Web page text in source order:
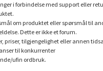
i forbindelse med support eller
om produktet eller spørsmål til
Dette er ikke et forum.
priser, tilgjengelighet eller annen
til konkurrenter
ufin ordbruk.